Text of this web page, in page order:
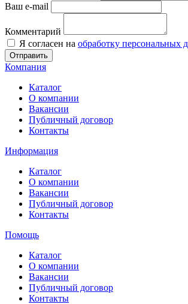
Ваш e-mail
Комментарий
Я согласен на обработку персональных
Отправить
Компания
Каталог
О компании
Вакансии
Публичный договор
Контакты
Информация
Каталог
О компании
Вакансии
Публичный договор
Контакты
Помощь
Каталог
О компании
Вакансии
Публичный договор
Контакты